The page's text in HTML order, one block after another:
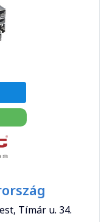
Tímár u. 34.